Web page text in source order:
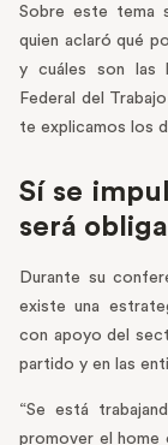
Sobre este tema
quien aclaró qué
y cuáles son las
Federal del
te explicamos los
Sí se
será
Durante su
existe una
con apoyo del
partido y en las
“Se está
promover el home